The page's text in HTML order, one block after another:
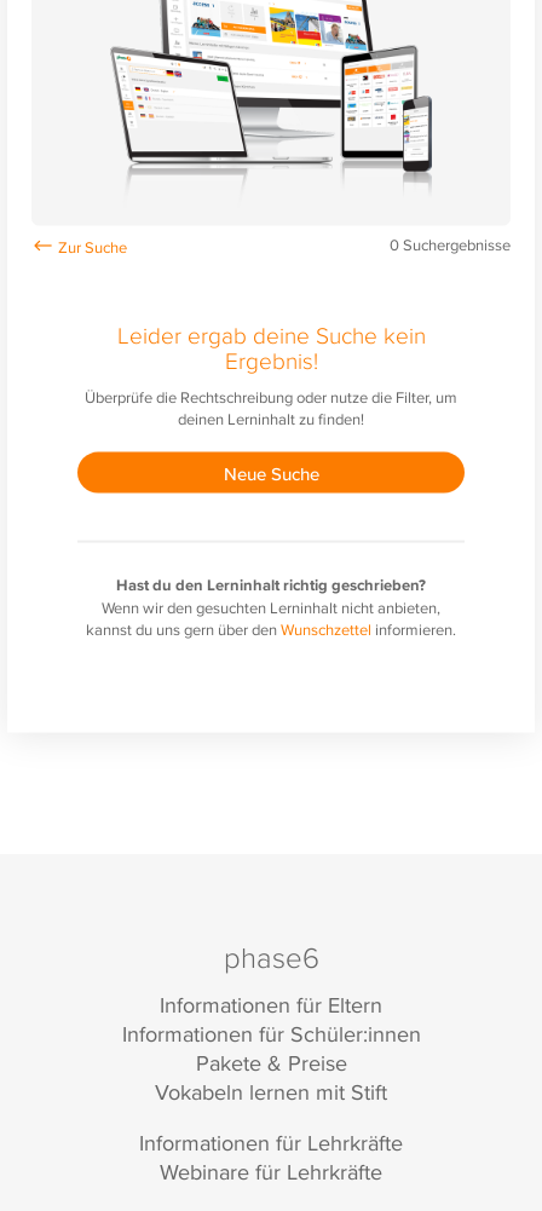
0Suchergebnisse
Leider ergab deine Suche kein
Ergebnis!
Überprüfe die Rechtschreibung oder nutze die Filter, um
deinen Lerninhalt zu finden!
Neue Suche
Hast du den Lerninhalt richtig geschrieben?
Wenn wir den gesuchten Lerninhalt nicht anbieten,
kannst du uns gern über denWunschzettel informieren.
phase6
Informationen für Eltern
Informationen für Schüler:innen
Pakete & Preise
Vokabeln lernen mit Stift
Informationen für Lehrkräfte
Webinare für Lehrkräfte